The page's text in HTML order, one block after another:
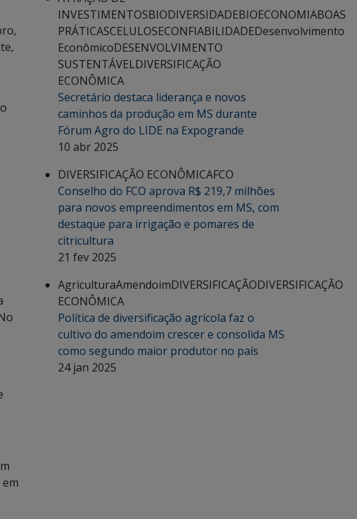
INVESTIMENTOSBIODIVERSIDADEBIOECONOMIABOAS
PRÁTICASCELULOSECONFIABILIDADEDesenvolvimento
EconômicoDESENVOLVIMENTO
SUSTENTÁVELDIVERSIFICAÇÃO
ECONÔMICA
Secretário destaca liderança e novos
caminhos da produção em MS durante
Fórum Agro do LIDE na Expogrande
10 abr 2025
DIVERSIFICAÇÃO ECONÔMICAFCO
Conselho do FCO aprova R$ 219,7 milhões
para novos empreendimentos em MS, com
destaque para irrigação e pomares de
citricultura
21 fev 2025
AgriculturaAmendoimDIVERSIFICAÇÃODIVERSIFICAÇÃO
ECONÔMICA
Política de diversificação agrícola faz o
cultivo do amendoim crescer e consolida MS
como segundo maior produtor no país
24 jan 2025